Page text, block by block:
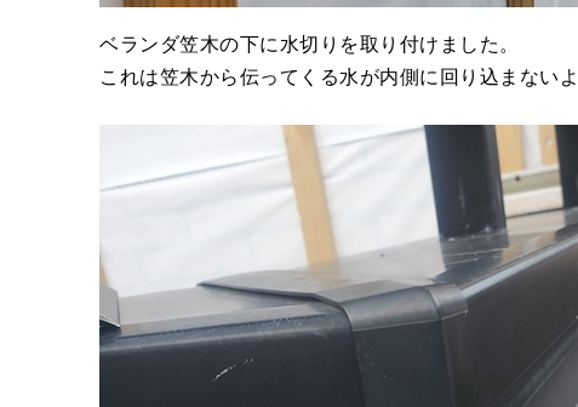
ベランダ笠木の下に水切りを取り付けました。
これは笠木から伝ってくる水が内側に回り込まない